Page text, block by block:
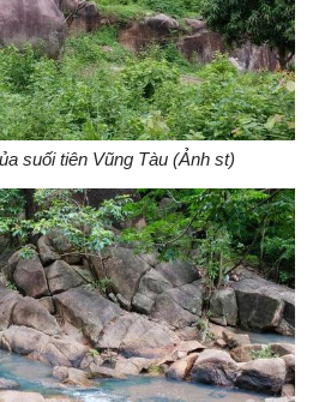
suối tiên Vũng Tàu (Ảnh st)